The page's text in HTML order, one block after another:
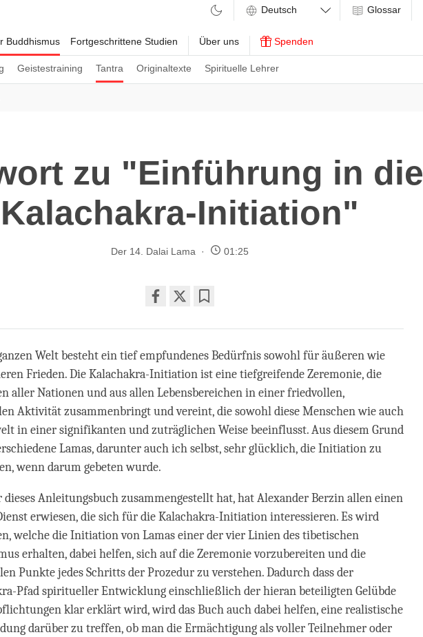
Buddhismus
Geistestraining Tantra Originaltexte Spirituelle Lehrer
Fortgeschrittene Studien Über uns Spenden
Glossar
zu "Einführung in die
Kalachakra-Initiation"
Der 14. Dalai Lama 01:25
on
facebook
Welt besteht ein tief empfundenes Bedürfnis sowohl für äußeren wie
Frieden. Die Kalachakra-Initiation ist eine tiefgreifende Zeremonie, die
aller Nationen und aus allen Lebensbereichen in einer friedvollen,
Aktivität zusammenbringt und vereint, die sowohl diese Menschen wie auch
in einer signifikanten und zuträglichen Weise beeinflusst. Aus diesem Grund
Lamas, darunter auch ich selbst, sehr glücklich, die Initiation zu
wenn darum gebeten wurde.
dieses Anleitungsbuch zusammengestellt hat, hat Alexander Berzin allen einen
erwiesen, die sich für die Kalachakra-Initiation interessieren. Es wird
welche die Initiation von Lamas einer der vier Linien des tibetischen
erhalten, dabei helfen, sich auf die Zeremonie vorzubereiten und die
Punkte jedes Schritts der Prozedur zu verstehen. Dadurch dass der
Pfad spiritueller Entwicklung einschließlich der hieran beteiligten Gelübde
klar erklärt wird, wird das Buch auch dabei helfen, eine realistische
darüber zu treffen, ob man die Ermächtigung als voller Teilnehmer oder